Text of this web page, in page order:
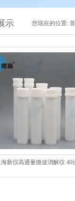
示 您现在的位置:
新仪高通量微波消解仪 40
罐